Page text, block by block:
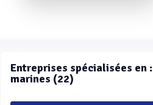
Entreprises spécialisées en
marines (22)